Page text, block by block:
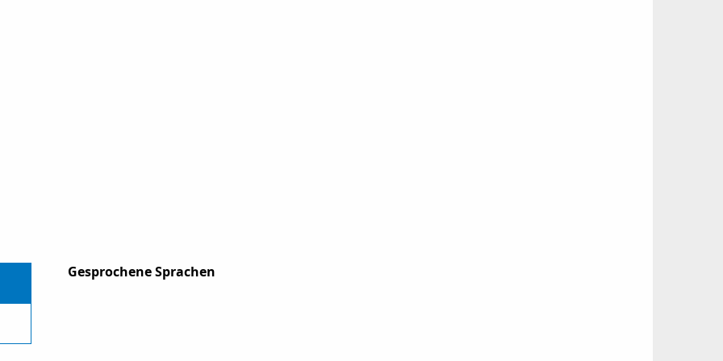
Gesprochene Sprachen
Gesprochene Sprachen